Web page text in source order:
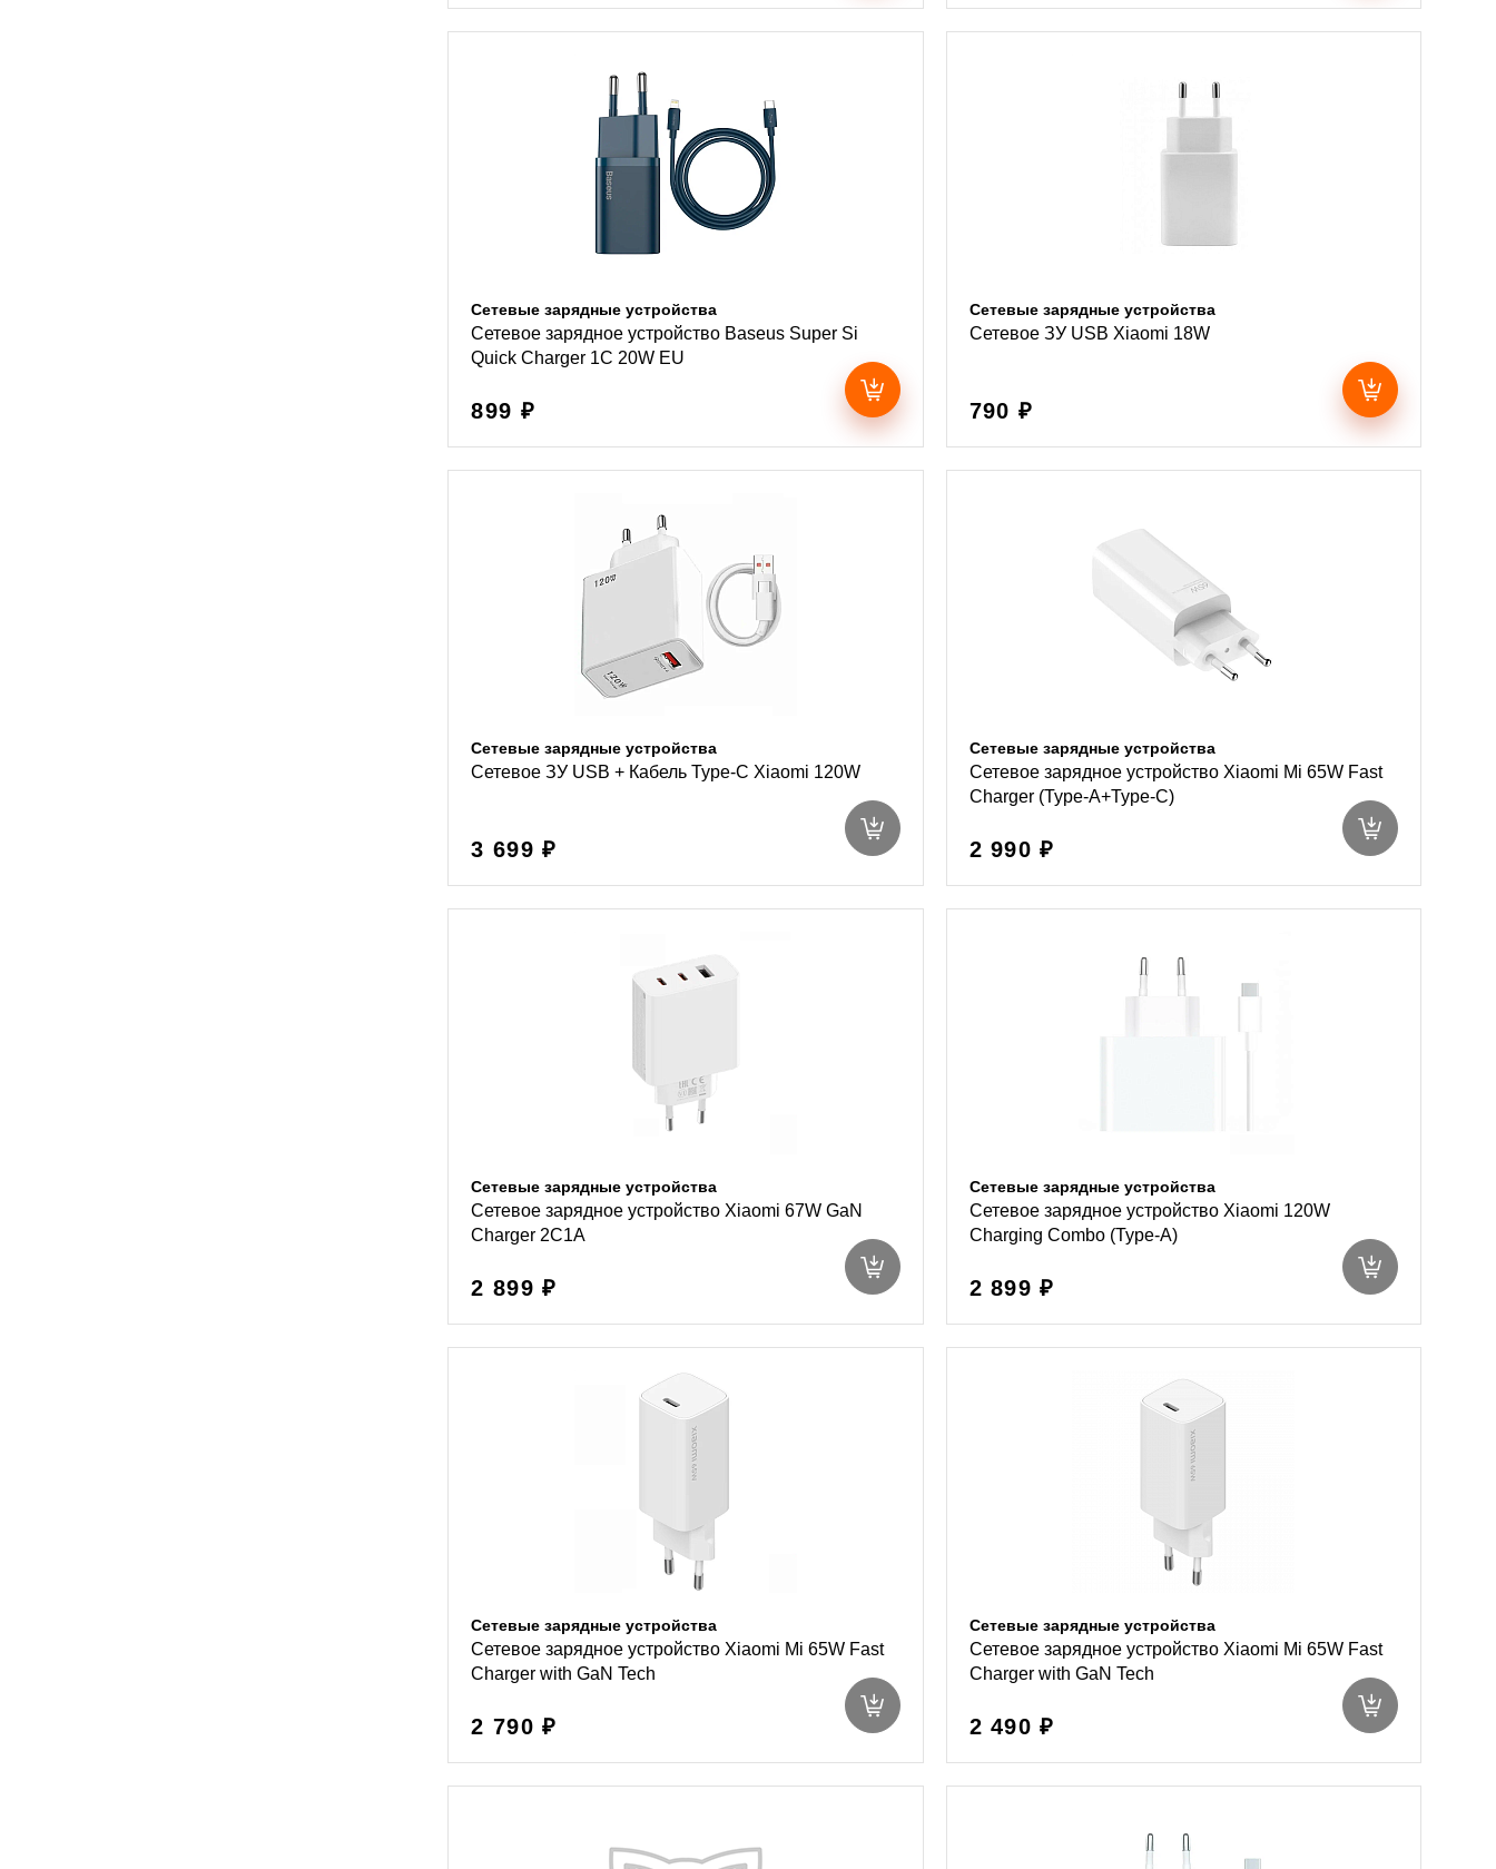
Сетевые зарядные устройства
Сетевое зарядное устройство Baseus Super Si
Quick Charger 1C 20W EU
899 ₽
Сетевые зарядные устройства
Сетевое ЗУ USB Xiaomi 18W
790 ₽
Сетевые зарядные устройства
Сетевое ЗУ USB + Кабель Type-C Xiaomi 120W
3 699 ₽
Сетевые зарядные устройства
Сетевое зарядное устройство Xiaomi Mi 65W Fast
Charger (Type-A+Type-C)
2 990 ₽
Сетевые зарядные устройства
Сетевое зарядное устройство Xiaomi 67W GaN
Charger 2C1A
2 899 ₽
Сетевые зарядные устройства
Сетевое зарядное устройство Xiaomi 120W
Charging Combo (Type-A)
2 899 ₽
Сетевые зарядные устройства
Сетевое зарядное устройство Xiaomi Mi 65W Fast
Charger with GaN Tech
2 790 ₽
Сетевые зарядные устройства
Сетевое зарядное устройство Xiaomi Mi 65W Fast
Charger with GaN Tech
2 490 ₽